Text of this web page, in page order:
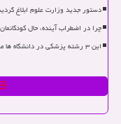
دستور جدید وزارت علوم ابلاغ
چرا در اضطراب آینده، حال
این ۳ رشته پزشکی در دانشگاه ها مشتری ندارد!